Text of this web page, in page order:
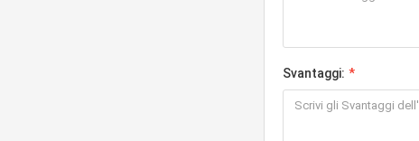
Svantaggi: